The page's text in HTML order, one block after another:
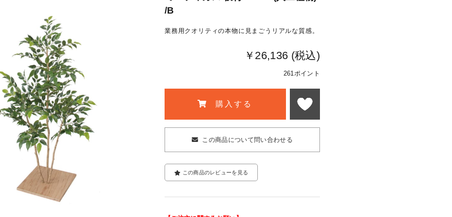
/B
業務用クオリティの本物に見まごうリアルな質感。
￥26,136 (税込)
261ポイント
購入する
この商品について問い合わせる
この商品のレビューを見る